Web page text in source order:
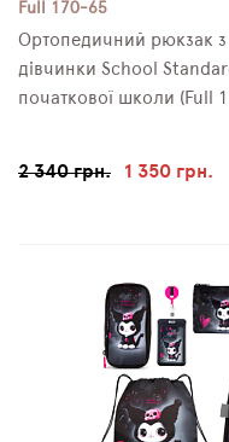
Full 170-65
Ортопедичний рюкзак
дівчинки School
початкової школи (Full
2 340 грн. 1 350 грн.